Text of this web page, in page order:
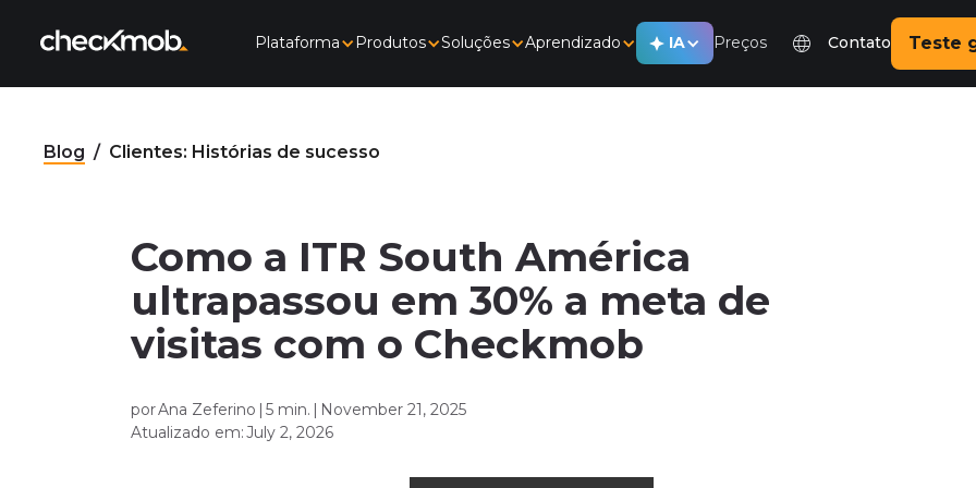
Plataforma Produtos Soluções Aprendizado IA Preços Contato Teste
Blog / Clientes: Histórias de sucesso
Como a ITR South América
ultrapassou em 30% a meta de
visitas com o Checkmob
porAna Zeferino | 5 min. | November 21, 2025
Atualizado em:July 2, 2026